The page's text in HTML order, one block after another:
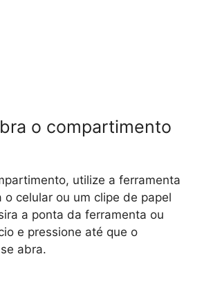
o compartimento
utilize a ferramenta
o celular ou um clipe de papel
a ponta da ferramenta ou
e pressione até que o
abra.